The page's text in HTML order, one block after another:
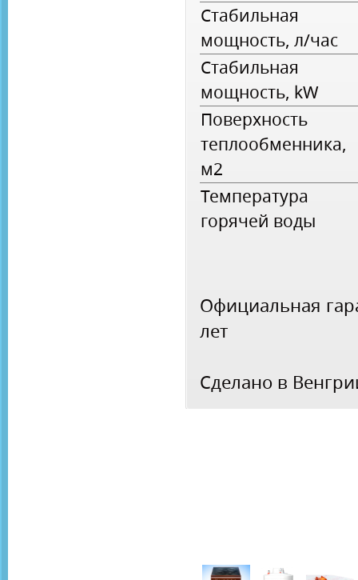
Стабильная
мощность, л/час
Стабильная
мощность, kW
Поверхность
теплообменника,
м2
Температура
горячей воды
Официальная
лет
Сделано в